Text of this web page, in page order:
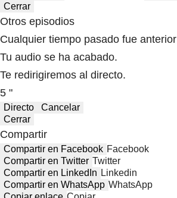
Cerrar
Otros episodios
Cualquier tiempo pasado fue anterior
Tu audio se ha acabado.
Te redirigiremos al directo.
5 "
Directo
Cancelar
Cerrar
Compartir
Compartir en Facebook Facebook
Compartir en Twitter Twitter
Compartir en LinkedIn Linkedin
Compartir en WhatsApp WhatsApp